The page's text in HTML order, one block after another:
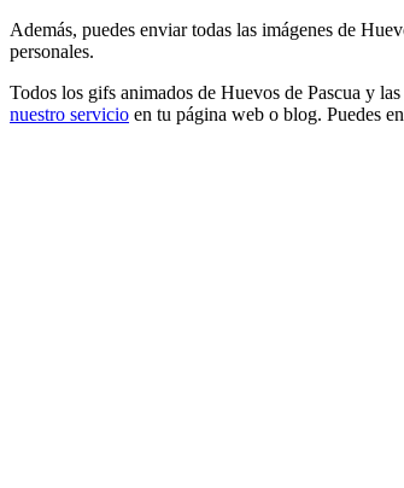
Además, puedes enviar todas las imágenes de
personales.
Todos los gifs animados de Huevos de Pascua y
nuestro servicio en tu página web o blog. Puedes